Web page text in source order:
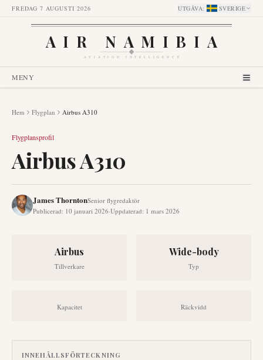
FREDAG 7 AUGUSTI 2026 UTGÅVA: SVERIGE
AIR NAMIBIA
AVIATION INTELLIGENCE
MENY
Hem Flygplan Airbus A310
Flygplansprofil
Airbus A310
James ThorntonSenior flygredaktör
Publicerad: 10 januari 2026·Uppdaterad: 1 mars 2026
Airbus
Tillverkare
Wide-body
Typ
Kapacitet Räckvidd
INNEHÅLLSFÖRTECKNING